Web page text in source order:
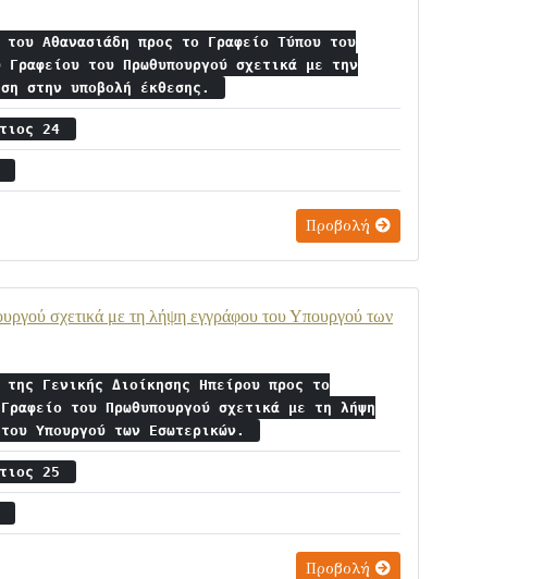
του Αθανασιάδη προς το Γραφείο Τύπου του
Γραφείου του Πρωθυπουργού σχετικά με την
στην υποβολή έκθεσης.
24
Προβολή
σχετικά με τη λήψη εγγράφου του Υπουργού των
της Γενικής Διοίκησης Ηπείρου προς το
του Πρωθυπουργού σχετικά με τη λήψη
Υπουργού των Εσωτερικών.
25
Προβολή